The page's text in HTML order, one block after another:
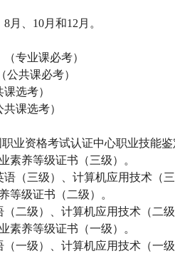
8月、 10月和12 月。
专业课必考）
公共课必考）
选考）
课选考）
业资格考试认证中心职业技能鉴
素养等级证书（三级）。
（三级）、计算机应用技术（三
等级证书（二级）。
二级）、计算机应用技术（二级
素养等级证书（一级）。
一级）、计算机应用技术（一级